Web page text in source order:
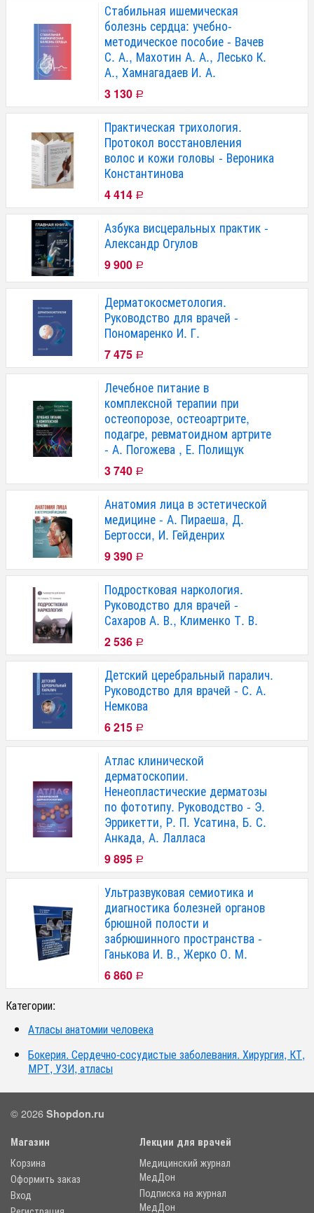
Стабильная ишемическая
болезнь сердца: учебно-
методическое пособие - Вачев
С. А., Махотин А. А., Лесько К.
А., Хамнагадаев И. А.
3 130 Р
Практическая трихология.
Протокол восстановления
волос и кожи головы - Вероника
Константинова
4 414 Р
Азбука висцеральных практик -
Александр Огулов
9 900 Р
Дерматокосметология.
Руководство для врачей -
Пономаренко И. Г.
7 475 Р
Лечебное питание в
комплексной терапии при
остеопорозе, остеоартрите,
подагре, ревматоидном артрите
- А. Погожева , Е. Полищук
3 740 Р
Анатомия лица в эстетической
медицине - А. Пираеша, Д.
Бертосси, И. Гейденрих
9 390 Р
Подростковая наркология.
Руководство для врачей -
Сахаров А. В., Клименко Т. В.
2 536 Р
Детский церебральный паралич.
Руководство для врачей - С. А.
Немкова
6 215 Р
Атлас клинической
дерматоскопии.
Ненеопластические дерматозы
по фототипу. Руководство - Э.
Эррикетти, Р. П. Усатина, Б. С.
Анкада, А. Лалласа
9 895 Р
Ультразвуковая семиотика и
диагностика болезней органов
брюшной полости и
забрюшинного пространства -
Ганькова И. В., Жерко О. М.
6 860 Р
Категории:
Атласы анатомии человека
Бокерия. Сердечно-сосудистые заболевания. Хирургия, КТ,
МРТ, УЗИ, атласы
© 2026 Shopdon.ru
Магазин
Корзина
Оформить заказ
Вход
Лекции для врачей
Медицинский журнал
МедДон
Подписка на журнал
МедДон